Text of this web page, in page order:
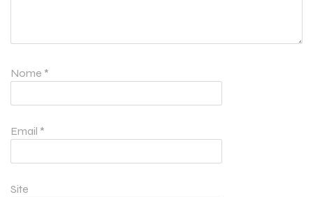
Nome *
Email *
Site